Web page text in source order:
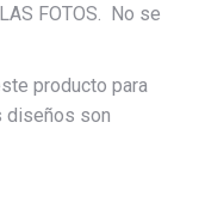
FOTOS. No se
producto para
diseños son